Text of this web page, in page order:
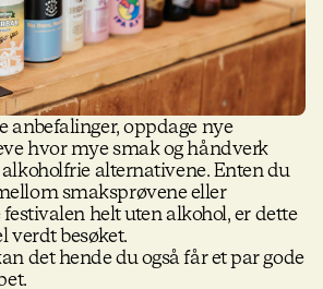
anbefalinger, oppdage nye
hvor mye smak og håndverk
alternativene. Enten du
smaksprøvene eller
helt uten alkohol, er dette
verdt besøket.
det hende du også får et par gode